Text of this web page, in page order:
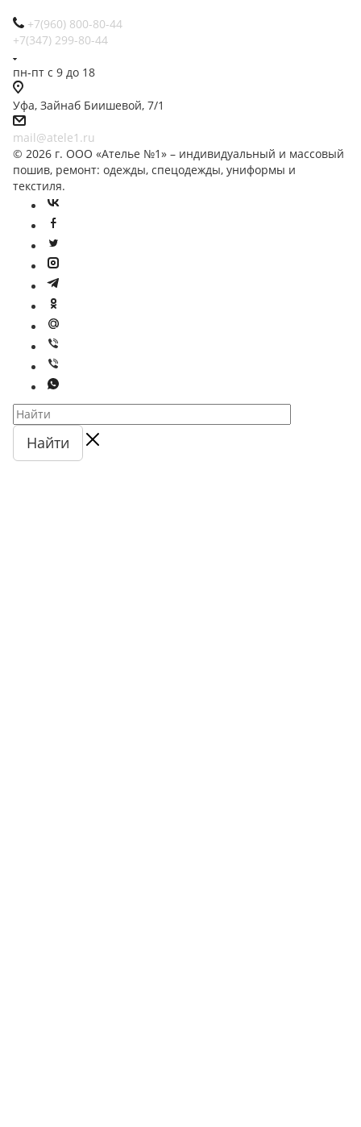
+7(960) 800-80-44
+7(347) 299-80-44
пн-пт с 9 до 18
Уфа, Зайнаб Биишевой, 7/1
mail@atele1.ru
© 2026 г. ООО «Ателье №1» – индивидуальный и массовый
пошив, ремонт: одежды, спецодежды, униформы и
текстиля.
Найти